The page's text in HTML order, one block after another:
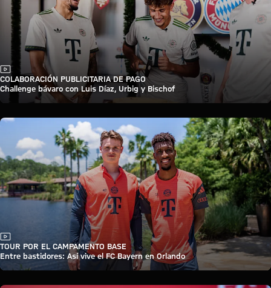
Vídeo
COLABORACIÓN PUBLICITARIA DE PAGO
Challenge bávaro con Luis Díaz, Urbig y Bischof
Vídeo
TOUR POR EL CAMPAMENTO BASE
Entre bastidores: Así vive el FC Bayern en Orlando